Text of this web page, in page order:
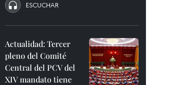
ESCUCHAR
Actualidad: Tercer
pleno del Comité
Central del PCV del
XIV mandato tiene